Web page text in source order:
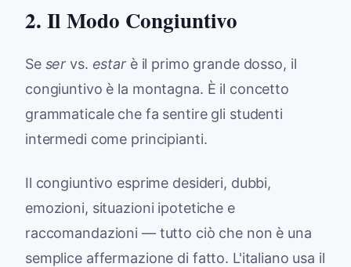
2. Il Modo Congiuntivo
Se ser vs. estar è il primo grande dosso, il
congiuntivo è la montagna. È il concetto
grammaticale che fa sentire gli studenti
intermedi come principianti.
Il congiuntivo esprime desideri, dubbi,
emozioni, situazioni ipotetiche e
raccomandazioni — tutto ciò che non è una
semplice affermazione di fatto. L'italiano usa il